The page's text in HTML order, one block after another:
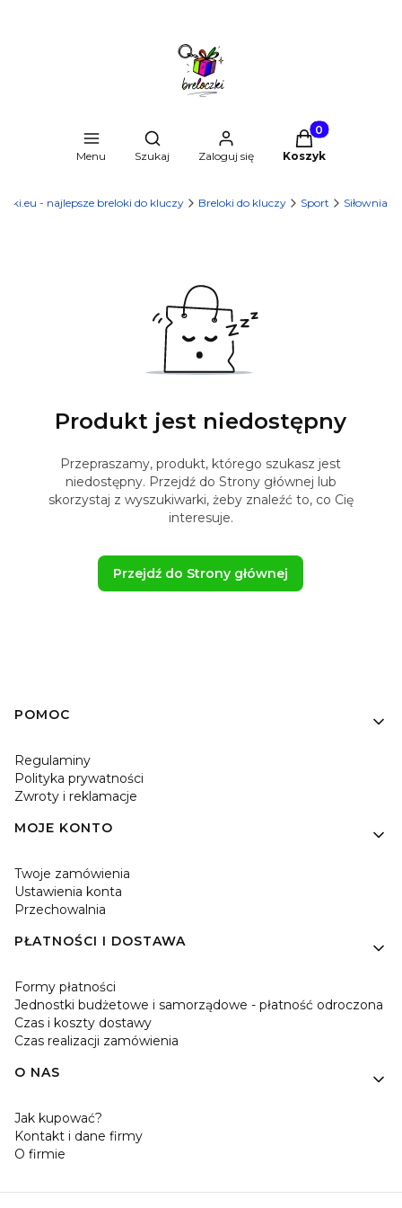
Menu
Otwórz wyszukiwarkę
Szukaj Zaloguj się
Produkty w
Koszyk
- najlepsze breloki do kluczy Breloki do kluczy Sport Siłownia
Produkt jest niedostępny
Przepraszamy, produkt, którego szukasz jest
niedostępny. Przejdź do Strony głównej lub
skorzystaj z wyszukiwarki, żeby znaleźć to, co Cię
interesuje.
Przejdź do Strony głównej
Linki w stopce
POMOC
Regulaminy
Polityka prywatności
Zwroty i reklamacje
MOJE KONTO
Twoje zamówienia
Ustawienia konta
Przechowalnia
PŁATNOŚCI I DOSTAWA
Formy płatności
Jednostki budżetowe i samorządowe - płatność odroczona
Czas i koszty dostawy
Czas realizacji zamówienia
O NAS
Jak kupować?
Kontakt i dane firmy
O firmie